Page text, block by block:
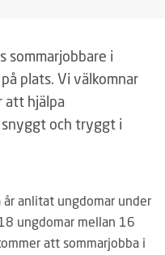
sommarjobbare i
plats. Vi välkomnar
att hjälpa
och tryggt i
anlitat ungdomar under
ungdomar mellan 16
att sommarjobba i